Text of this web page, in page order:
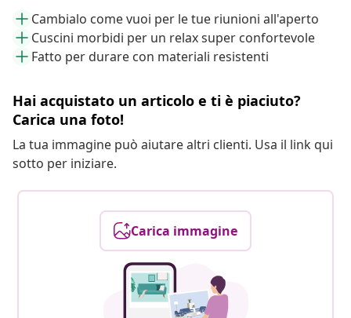
Cambialo come vuoi per le tue riunioni all'aperto
Cuscini morbidi per un relax super confortevole
Fatto per durare con materiali resistenti
Hai acquistato un articolo e ti è piaciuto?
Carica una foto!
La tua immagine può aiutare altri clienti. Usa il link qui
sotto per iniziare.
Carica immagine